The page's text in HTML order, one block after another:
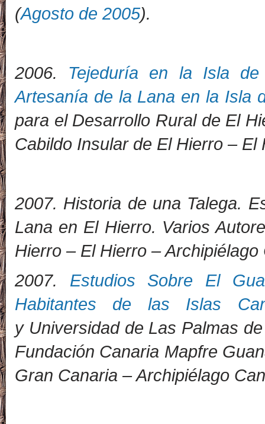
(Agosto de 2005).
2006. Tejeduría en la Isla
Artesanía de la Lana en la Isla
para el Desarrollo Rural de El
Cabildo Insular de El Hierro –
2007. Historia de una Talega.
Lana en El Hierro. Varios
Hierro – El Hierro –
2007. Estudios Sobre El
Habitantes de las Islas
y Universidad de Las Palmas
Fundación Canaria Mapfre
Gran Canaria – Archipiélago